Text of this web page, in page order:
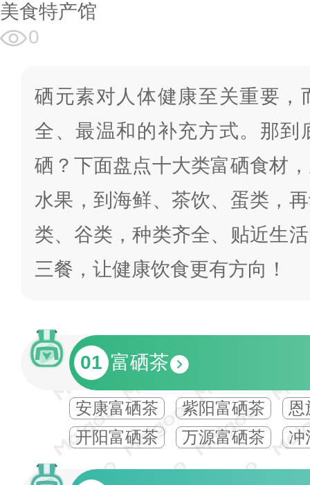
美食特产馆
0
硒元素对人体健康至关重要，
全、最温和的补充方式。那到
硒？下面盘点十大类富硒食材
水果，到海鲜、茶饮、蛋类，
类、谷类，种类齐全、贴近生
三餐，让健康饮食更有方向！
01 富硒茶
安康富硒茶 紫阳富硒茶
恩
开阳富硒茶
万源富硒茶 冲